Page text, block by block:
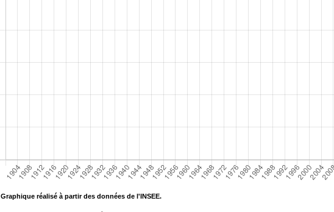
Graphique réalisé à partir des données de l'INSEE.